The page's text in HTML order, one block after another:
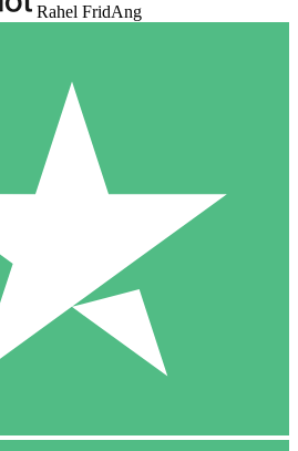
Rahel FridAng